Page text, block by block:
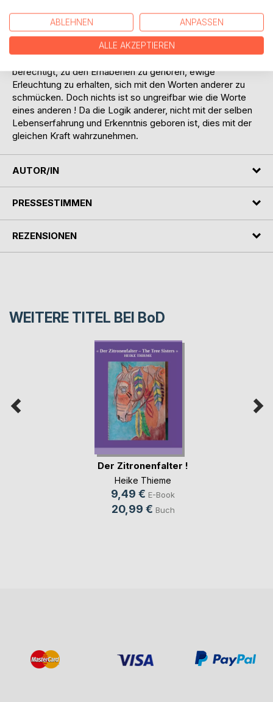
Beweis für die Kraft der Klarheit und Einsicht auf der Suche
nach einem Verständnis für die Natur der Realität. Meiner
Ansicht nach benutzen reiche Menschen, die Erkenntnis
alter Poeten und Weisen, als Essenz, dass sie dazu
berechtigt, zu den Erhabenen zu gehören, ewige
Erleuchtung zu erhalten, sich mit den Worten anderer zu
schmücken. Doch nichts ist so ungreifbar wie die Worte
eines anderen ! Da die Logik anderer, nicht mit der selben
Lebenserfahrung und Erkenntnis geboren ist, dies mit der
gleichen Kraft wahrzunehmen.
AUTOR/IN
PRESSESTIMMEN
REZENSIONEN
WEITERE TITEL BEI BoD
Der Zitronenfalter !
Heike Thieme
9,49 € E-Book
20,99 € Buch
ABLEHNEN ANPASSEN
ALLE AKZEPTIEREN